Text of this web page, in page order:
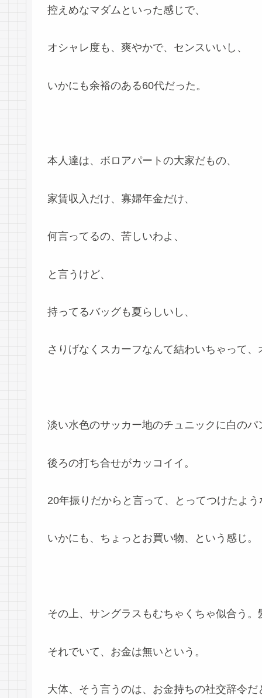
控えめなマダムといった感じで、
オシャレ度も、爽やかで、センスいいし、
いかにも余裕のある60代だった。
本人達は、ボロアパートの大家だもの、
家賃収入だけ、寡婦年金だけ、
何言ってるの、苦しいわよ、
と言うけど、
持ってるバッグも夏らしいし、
さりげなくスカーフなんて結わいちゃって、
淡い水色のサッカー地のチュニックに白のパ
後ろの打ち合せがカッコイイ。
20年振りだからと言って、とってつけたよう
いかにも、ちょっとお買い物、という感じ。
その上、サングラスもむちゃくちゃ似合う。
それでいて、お金は無いという。
大体、そう言うのは、お金持ちの社交辞令だ